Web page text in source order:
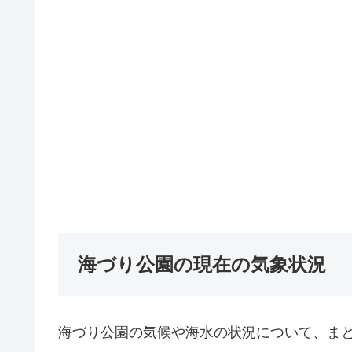
海づり公園の現在の気象状況
海づり公園の気候や海水の状況について、ま